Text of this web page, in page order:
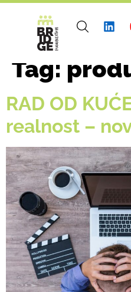
Tag:
RAD OD
realnost –